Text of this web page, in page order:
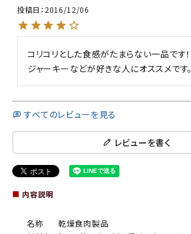
投稿日 2016/12/06
コリコリとした食感がたまらない一品です！
ジャーキーなどが好きな人にオススメです。
すべてのレビューを見る
レビューを書く
■ 内容説明
名称
乾燥食肉製品